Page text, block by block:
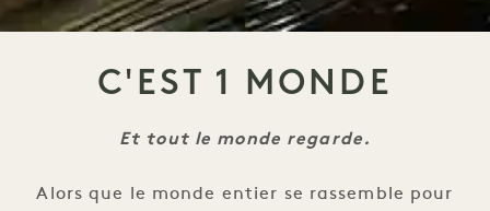
C'EST 1 MONDE
Et tout le monde regarde.
Alors que le monde entier se rassemble pour